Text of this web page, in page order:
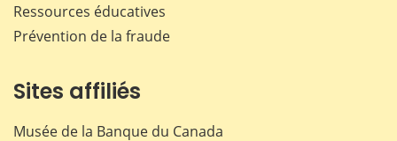
Ressources éducatives
Prévention de la fraude
Sites affiliés
Musée de la Banque du Canada